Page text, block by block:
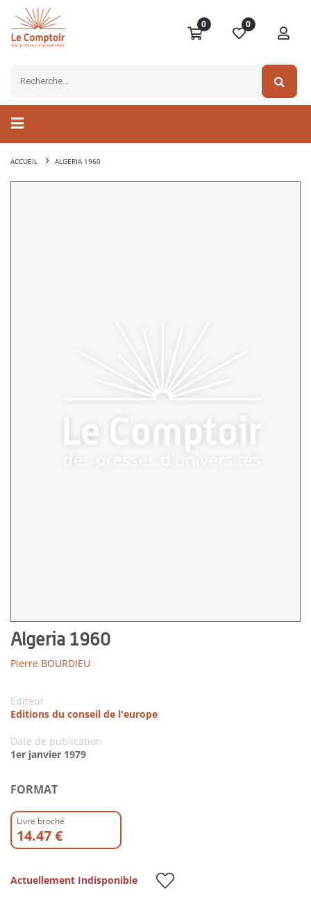
0 0
ACCUEIL ALGERIA 1960
Algeria 1960
Pierre BOURDIEU
Editeur
Editions du conseil de l'europe
Date de publication
1er janvier 1979
FORMAT
Livre broché
14.47 €
Actuellement Indisponible